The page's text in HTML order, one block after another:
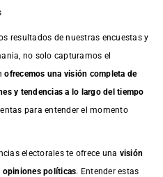
resultados de nuestras encuestasy
no solo capturamos el
ofrecemos una visión completa de
y tendencias a lo largo del tiempo
para entender el momento
electorales te ofrece una visión
opiniones políticas. Entender estas